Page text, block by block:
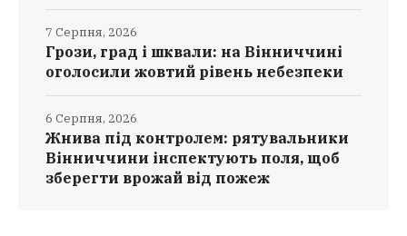
Грози, град і шквали: на Вінниччині
оголосили жовтий рівень небезпеки
7 Серпня, 2026
Жнива під контролем: рятувальники
Вінниччини інспектують поля, щоб
зберегти врожай від пожеж
6 Серпня, 2026